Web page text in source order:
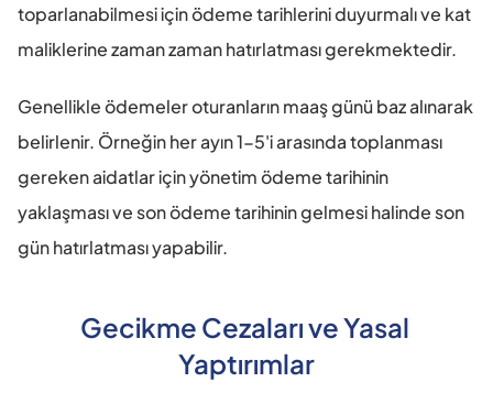
toparlanabilmesi için ödeme tarihlerini duyurmalı ve kat
maliklerine zaman zaman hatırlatması gerekmektedir.
Genellikle ödemeler oturanların maaş günü baz alınarak
belirlenir. Örneğin her ayın 1-5'i arasında toplanması
gereken aidatlar için yönetim ödeme tarihinin
yaklaşması ve son ödeme tarihinin gelmesi halinde son
gün hatırlatması yapabilir.
Gecikme Cezaları ve Yasal
Yaptırımlar